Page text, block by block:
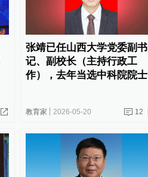
张靖已任山西大学党委副书
记、副校长（主持行政工
作），去年当选中科院院士
教育家 2026-05-20 12